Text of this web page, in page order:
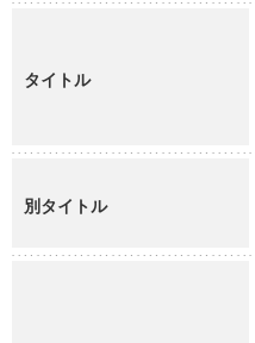
タイトル
別タイトル